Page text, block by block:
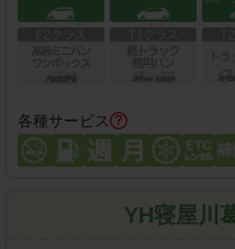
各種サービス
YH寝屋川